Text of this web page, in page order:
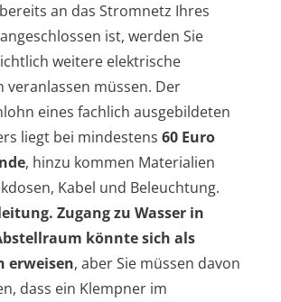
an das Stromnetz Ihres
ist, werden Sie
weitere elektrische
veranlassen müssen. Der
eines fachlich ausgebildeten
liegt bei mindestens 60 Euro
, hinzu kommen Materialien
Kabel und Beleuchtung.
Zugang zu Wasser in
könnte sich als
erweisen, aber Sie müssen davon
dass ein Klempner im